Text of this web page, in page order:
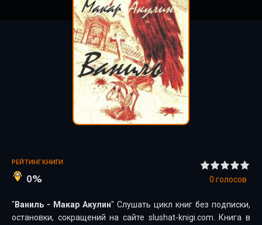
РЕЙТИНГ КНИГИ
0% 0 голосов
" Ваниль - Макар Акулин" Слушать цикл книг без подписки,
остановки, сокращений на сайте slushat-knigi.com. Книга в